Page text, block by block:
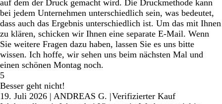
auf dem der Druck gemacht wird. Die Druckmethode kann
bei jedem Unternehmen unterschiedlich sein, was bedeutet,
dass auch das Ergebnis unterschiedlich ist. Um das mit Ihnen
zu klären, schicken wir Ihnen eine separate E-Mail. Wenn
Sie weitere Fragen dazu haben, lassen Sie es uns bitte
wissen. Ich hoffe, wir sehen uns beim nächsten Mal und
einen schönen Montag noch.
5
Besser geht nicht!
19. Juli 2026 | ANDREAS G. |Verifizierter Kauf